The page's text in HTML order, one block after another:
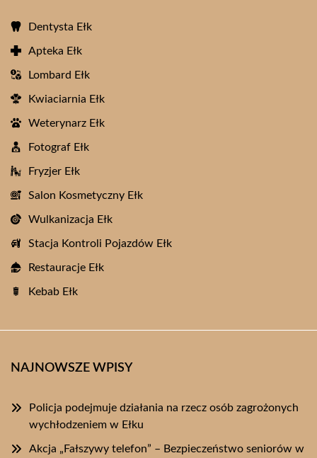
Dentysta Ełk
Apteka Ełk
Lombard Ełk
Kwiaciarnia Ełk
Weterynarz Ełk
Fotograf Ełk
Fryzjer Ełk
Salon Kosmetyczny Ełk
Wulkanizacja Ełk
Stacja Kontroli Pojazdów Ełk
Restauracje Ełk
Kebab Ełk
NAJNOWSZE WPISY
Policja podejmuje działania na rzecz osób zagrożonych
wychłodzeniem w Ełku
Akcja „Fałszywy telefon” – Bezpieczeństwo seniorów w